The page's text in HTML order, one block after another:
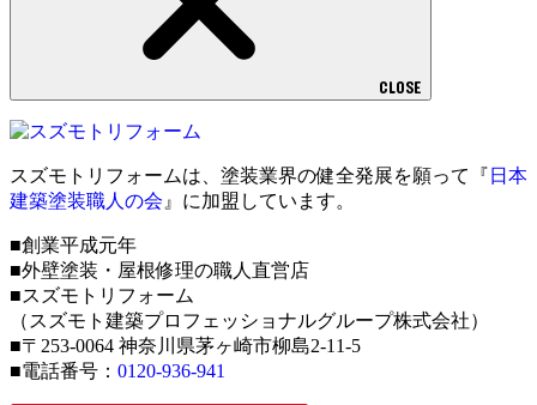
CLOSE
スズモトリフォームは、塗装業界の健全発展を願って『 日本
建築塗装職人の会 』に加盟しています。
■創業平成元年
■外壁塗装・屋根修理の職人直営店
■スズモトリフォーム
（スズモト建築プロフェッショナルグループ株式会社）
■〒253-0064 神奈川県茅ヶ崎市柳島2-11-5
■電話番号： 0120-936-941